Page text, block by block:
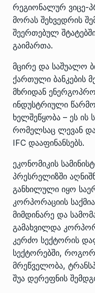
რეგიონალურ ვიცე-
მორას შეხვედრის
შეერთებულ
გაიმართა.
მცირე და საშუალო
ქართული ბანკების
მხრიდან
ინდუსტრიული
ხელშეწყობა – ეს ის
რომელსაც ლევან
IFC დააფინანსებს.
ეკონომიკის
პრესრელიზში
განხილული იყო
კორპორაციის
მიმდინარე და
გამახვილდა
კერძო სექტორის
სექტორებში,
მრეწველობა,
შუა დერეფნის